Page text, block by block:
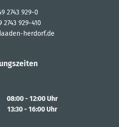
2743 929-0
2743 929-410
herdorf.de
08:00- 12:00Uhr
Von 08:00 bis 12:00 Uhr
13:30- 16:00Uhr